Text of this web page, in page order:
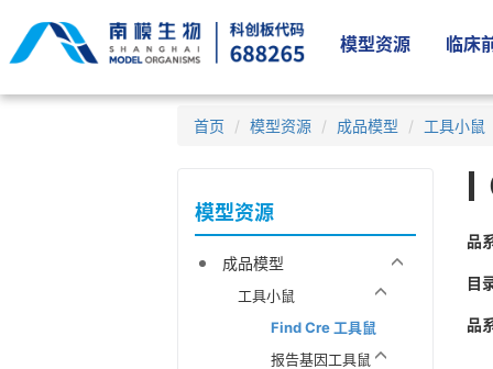
模型资源 临床
首页 模型资源 成品模型 工具小鼠
模型资源
成品模型
工具小鼠
Find Cre 工具鼠
报告基因工具鼠
品
目
品